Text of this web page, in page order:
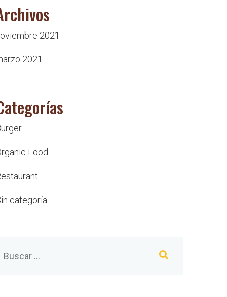
2021
2021
Food
categoría